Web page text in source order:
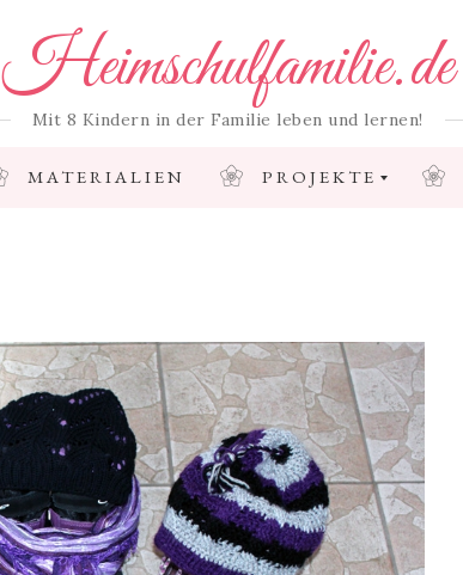
Heimschulfamilie.de
Mit 8 Kindern in der Familie leben und lernen!
MATERIALIEN PROJEKTE